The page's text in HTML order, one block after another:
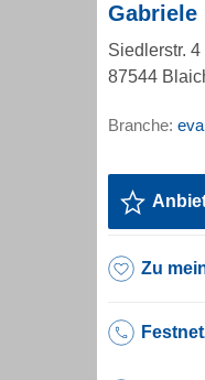
Gabriele
Siedlerstr. 4
87544
Branche:
Zu